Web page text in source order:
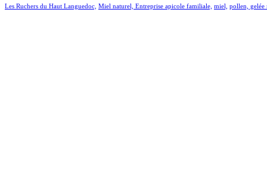
Les Ruchers du Haut Languedoc, Miel naturel, Entreprise apicole familiale, miel, pollen, gelée